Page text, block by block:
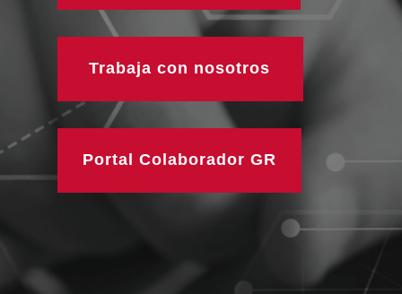
Trabaja con nosotros
Portal Colaborador GR